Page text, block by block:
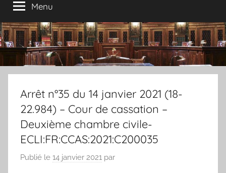
Menu
Arrêt n°35 du 14 janvier 2021 (18-
22.984) – Cour de cassation –
Deuxième chambre civile-
ECLI:FR:CCAS:2021:C200035
Publié le 14 janvier 2021 par